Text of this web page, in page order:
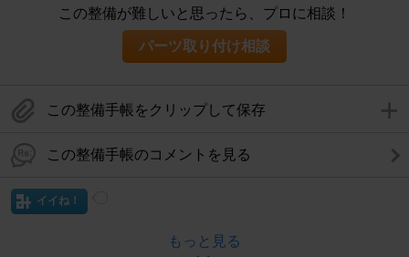
この整備が難しいと思ったら、プロに相談！
パーツ取り付け相談
この整備手帳をクリップして保存
この整備手帳のコメントを見る
イイね！
もっと見る